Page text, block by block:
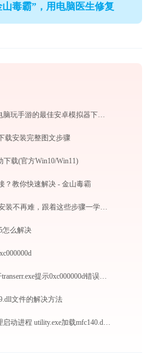
毒霸”，用电脑医生修复
雷电模拟器完全攻略：电脑玩手游的最佳安卓模拟器下载安装与优化配置指南
载安装完整图文步骤
下载(官方Win10/Win11)
？教你快速解决 - 金山毒霸
三菱CP800E打印机驱动安装不再难，跟着这些步骤一学就会
怎么解决
WPS Office错误报告打开transerr.exe提示0xc000000d错误码怎么办
文件的解决方法
联想笔记本电脑电源管理启动进程 utility.exe加载mfc140.dll文件丢失处理办法